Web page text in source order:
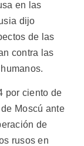
en las
dijo
de las
contra las
por ciento de
Moscú ante
de
rusos en